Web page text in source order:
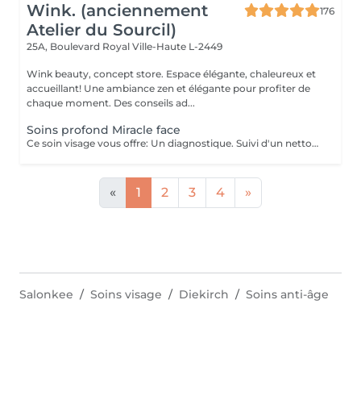
Wink. (anciennement
Atelier du Sourcil)
176
25A, Boulevard Royal Ville-Haute L-2449
Wink beauty, concept store. Espace élégante, chaleureux et
accueillant! Une ambiance zen et élégante pour profiter de
chaque moment. Des conseils ad...
Soins profond Miracle face
Ce soin visage vous offre: Un diagnostique. Suivi d'un nettoyage en profondeur de votre peau, et un massage Miracle Face qui a un effet de lifting immédiat , ce massage facial dégonfle, accentue les formes du visage et favorise la revitalisation naturelle de la peau.
« 1 2 3 4 »
Salonkee Soins visage Diekirch Soins anti-âge